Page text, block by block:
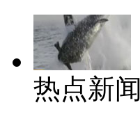
热点新闻